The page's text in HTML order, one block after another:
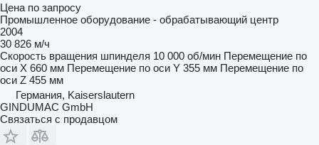
Цена по запросу
Промышленное оборудование - обрабатывающий центр
2004
30 826 м/ч
Скорость вращения шпинделя 10 000 об/мин Перемещение по
оси X 660 мм Перемещение по оси Y 355 мм Перемещение по
оси Z 455 мм
Германия, Kaiserslautern
GINDUMAC GmbH
Связаться с продавцом